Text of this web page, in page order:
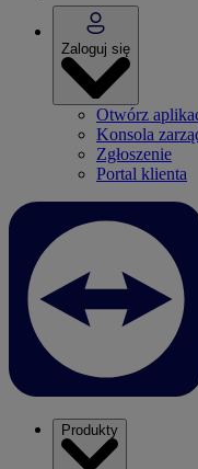
Zaloguj się
Otwórz
Konsola
Zgłoszenie
Portal klienta
Produkty